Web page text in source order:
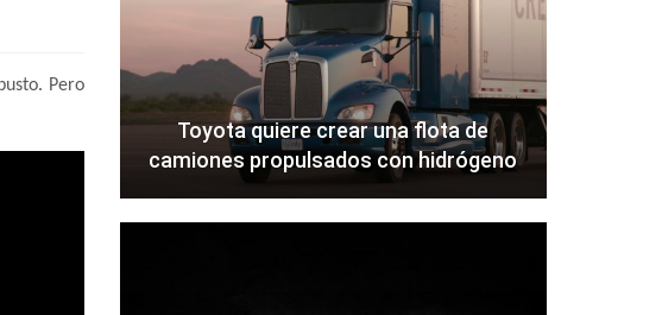
Pero
Toyota quiere crear una flota de
camiones propulsados con hidrógeno